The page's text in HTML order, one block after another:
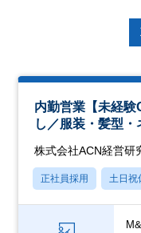
内勤営業【未経
し／服装・髪型・
株式会社ACN経営研
正社員採用 土日祝